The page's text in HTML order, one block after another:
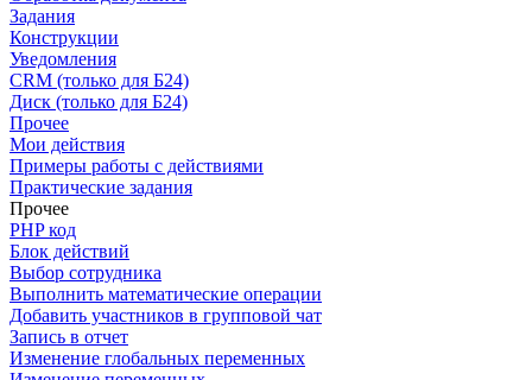
Задания
Конструкции
Уведомления
CRM (только для Б24)
Диск (только для Б24)
Прочее
Мои действия
Примеры работы с действиями
Практические задания
Прочее
PHP код
Блок действий
Выбор сотрудника
Выполнить математические операции
Добавить участников в групповой чат
Запись в отчет
Изменение глобальных переменных